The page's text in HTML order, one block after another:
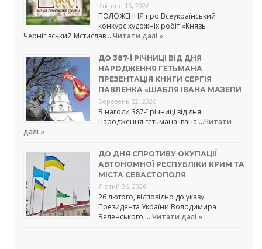
Квітень 16, 2026
ПОЛОЖЕННЯ про Всеукраїнський
конкурс художніх робіт «Князь
Чернігівський Мстислав …Читати далі »
ДО 387-Ї РІЧНИЦІ ВІД ДНЯ
НАРОДЖЕННЯ ГЕТЬМАНА
ПРЕЗЕНТАЦІЯ КНИГИ СЕРГІЯ
ПАВЛЕНКА «ШАБЛЯ ІВАНА МАЗЕПИ
Березень 22, 2026
З нагоди 387-ї річниці від дня
народження гетьмана Івана …Читати
далі »
ДО ДНЯ СПРОТИВУ ОКУПАЦІЇ
АВТОНОМНОЇ РЕСПУБЛІКИ КРИМ ТА
МІСТА СЕВАСТОПОЛЯ
Лютий 26, 2026
26 лютого, відповідно до указу
Президента України Володимира
Зеленського, …Читати далі »